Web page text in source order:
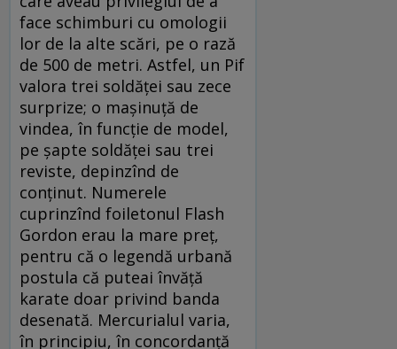
face schimburi cu omologii
lor de la alte scări, pe o rază
de 500 de metri. Astfel, un Pif
valora trei soldăței sau zece
surprize; o mașinuță de
vindea, în funcție de model,
pe șapte soldăței sau trei
reviste, depinzînd de
conținut. Numerele
cuprinzînd foiletonul Flash
Gordon erau la mare preț,
pentru că o legendă urbană
postula că puteai învăță
karate doar privind banda
desenată. Mercurialul varia,
în principiu, în concordanță